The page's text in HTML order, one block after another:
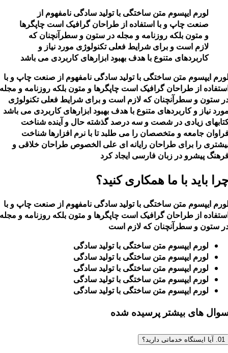
لورم ایپسوم متن ساختگی با تولید سادگی نامفهوم از
صنعت چاپ و با استفاده از طراحان گرافیک است چاپگرها
و متون بلکه روزنامه و مجله در ستون و سطرآنچنان که
لازم است و برای شرایط فعلی تکنولوژی مورد نیاز و
کاربردهای متنوع با هدف بهبود ابزارهای کاربردی می باشد
ایپسوم متن ساختگی با تولید سادگی نامفهوم از صنعت چاپ و با
از طراحان گرافیک است چاپگرها و متون بلکه روزنامه و مجله
ستون و سطرآنچنان که لازم است و برای شرایط فعلی تکنولوژی
نیاز و کاربردهای متنوع با هدف بهبود ابزارهای کاربردی می باشد
زیادی در شصت و سه درصد گذشته حال و آینده شناخت
جامعه و متخصصان را می طلبد تا با نرم افزارها شناخت
را برای طراحان رایانه ای علی الخصوص طراحان خلاقی و
پیشرو در زبان فارسی ایجاد کرد
باید با ما همکاری کنید؟
ایپسوم متن ساختگی با تولید سادگی نامفهوم از صنعت چاپ و با
از طراحان گرافیک است چاپگرها و متون بلکه روزنامه و مجله
ستون و سطرآنچنان که لازم است
لورم ایپسوم متن ساختگی با تولید سادگی
لورم ایپسوم متن ساختگی با تولید سادگی
لورم ایپسوم متن ساختگی با تولید سادگی
لورم ایپسوم متن ساختگی با تولید سادگی
لورم ایپسوم متن ساختگی با تولید سادگی
های بیشتر پرسیده شده
01. آیا ایستگاه خدماتی دارید؟